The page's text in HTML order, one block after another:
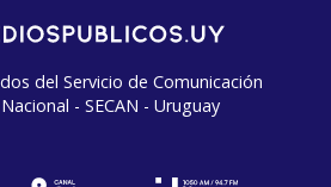
del Servicio de Comunicación
- SECAN - Uruguay